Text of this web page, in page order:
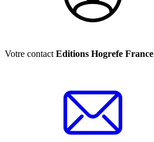
Votre contact Editions Hogrefe France